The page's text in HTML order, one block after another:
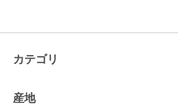
カテゴリ
産地